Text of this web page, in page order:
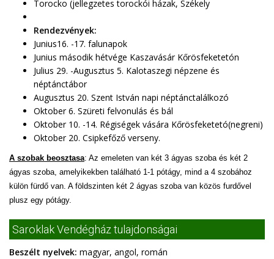
Torocko (jellegzetes torockói házak, Székely
Rendezvények:
Junius16. -17. falunapok
Junius második hétvége Kaszavásár Kőrösfeketetón
Julius 29. -Augusztus 5. Kalotaszegi népzene és
néptánctábor
Augusztus 20. Szent István napi néptánctalálkozó
Oktober 6. Szüreti felvonulás és bál
Oktober 10. -14. Régiségek vására Kőrösfeketetó(negreni)
Oktober 20. Csipkefőző verseny.
A szobak beosztasa: Az emeleten van két 3 ágyas szoba és két 2
ágyas szoba, amelyikekben található 1-1 pótágy, mind a 4 szobához
külön fürdő van. A földszinten két 2 ágyas szoba van közös furdővel
plusz egy pótágy.
Saroklak Vendégház tulajdonságai
Beszélt nyelvek: magyar, angol, román